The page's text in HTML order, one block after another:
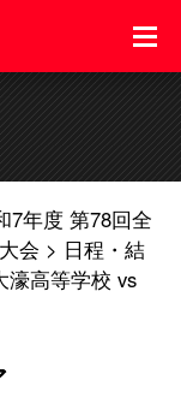
7年度 第78回全
会
日程・結
濠高等学校 vs